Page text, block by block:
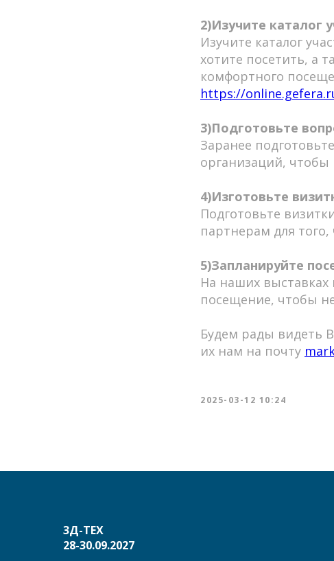
2)Изучите каталог
Изучите каталог
хотите посетить, а
комфортного
https://
3)Подготовьте
Заранее
организаций,
4)Изготовьте
Подготовьте
партнерам для
5)Запланируйте
На наших выставках
посещение, чтобы
Будем рады видеть
их нам на почту
2025-03-12 10:24
3Д-ТЕХ
28-30.09.2027